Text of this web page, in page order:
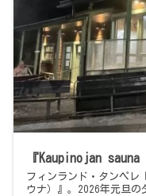
『Kaupinojan sauna
フィンランド・タンペレ
ウナ）』。2026年元旦